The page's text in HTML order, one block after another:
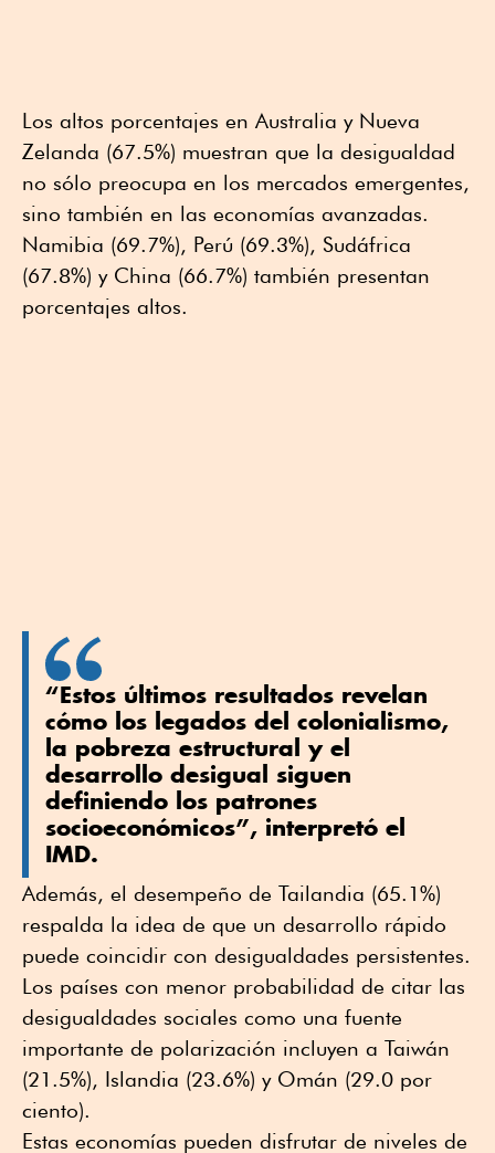
Los altos porcentajes en Australia y Nueva
Zelanda (67.5%) muestran que la desigualdad
no sólo preocupa en los mercados emergentes,
sino también en las economías avanzadas.
Namibia (69.7%), Perú (69.3%), Sudáfrica
(67.8%) y China (66.7%) también presentan
porcentajes altos.
“Estos últimos resultados revelan
cómo los legados del colonialismo,
la pobreza estructural y el
desarrollo desigual siguen
definiendo los patrones
socioeconómicos”, interpretó el
IMD.
Además, el desempeño de Tailandia (65.1%)
respalda la idea de que un desarrollo rápido
puede coincidir con desigualdades persistentes.
Los países con menor probabilidad de citar las
desigualdades sociales como una fuente
importante de polarización incluyen a Taiwán
(21.5%), Islandia (23.6%) y Omán (29.0 por
ciento).
Estas economías pueden disfrutar de niveles de